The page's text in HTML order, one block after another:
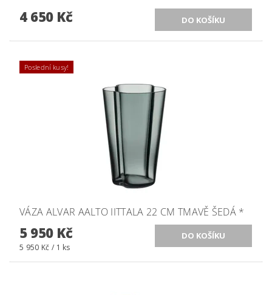
4 650 Kč
Poslední kusy!
VÁZA ALVAR AALTO IITTALA 22 CM TMAVĚ ŠEDÁ *
5 950 Kč
5 950 Kč / 1 ks